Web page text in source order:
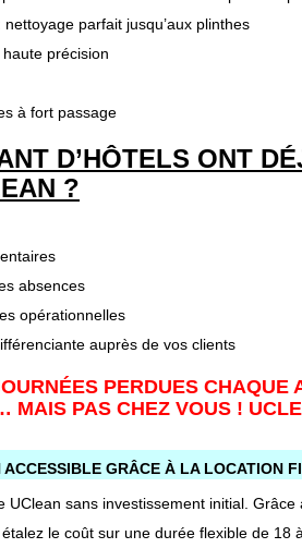
parfait jusqu’aux plinthes
précision
à fort passage
D’HÔTELS ONT
?
absences
opérationnelles
auprès de vos clients
PERDUES CHAQUE
MAIS PAS CHEZ VOUS !
ACCESSIBLE GRÂCE À LA LOCATION
UClean sans investissement initial.
le coût sur une durée flexible de 18